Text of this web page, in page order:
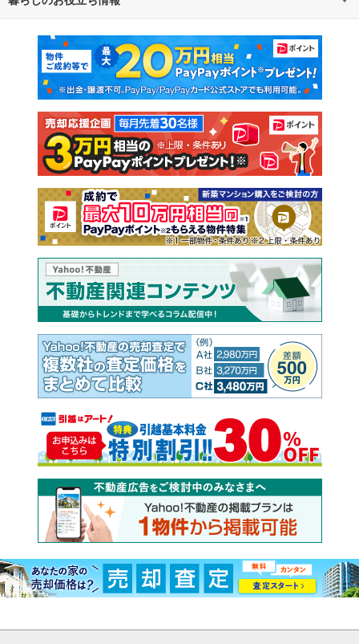
新築マンション 中古マンション
新築一戸建て 中古一戸建て
注文住宅 土地
売却査定
マンションカタログ 教えて！住まいの先生